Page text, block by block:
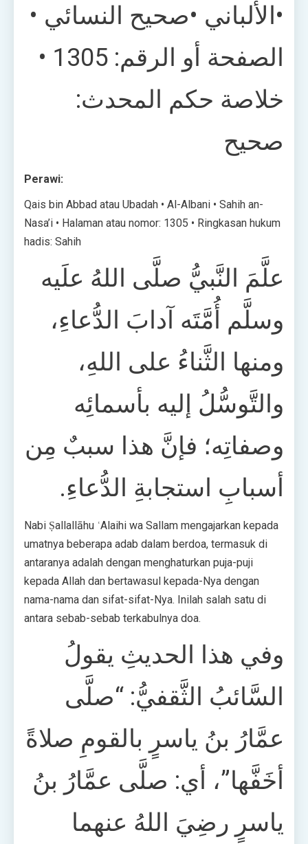
•الألباني •صحيح النسائي •
الصفحة أو الرقم: 1305 •
خلاصة حكم المحدث:
صحيح
Perawi:
Qais bin Abbad atau Ubadah • Al-Albani • Sahih an-
Nasa’i • Halaman atau nomor: 1305 • Ringkasan hukum
hadis: Sahih
علَّمَ النَّبيُّ صلَّى اللهُ علَيه
وسلَّم أُمَّتَه آدابَ الدُّعاءِ،
ومنها الثَّناءُ على اللهِ،
والتَّوسُّلُ إليه بأسمائِه
وصفاتِه؛ فإنَّ هذا سببٌ مِن
أسبابِ استجابةِ الدُّعاءِ.
Nabi Ṣallallāhu ʿAlaihi wa Sallam mengajarkan kepada
umatnya beberapa adab dalam berdoa, termasuk di
antaranya adalah dengan menghaturkan puja-puji
kepada Allah dan bertawasul kepada-Nya dengan
nama-nama dan sifat-sifat-Nya. Inilah salah satu di
antara sebab-sebab terkabulnya doa.
وفي هذا الحديثِ يقولُ
السَّائبُ الثَّقفيُّ: “صلَّى
عمَّارُ بنُ ياسرٍ بالقومِ صلاةً
أخَفَّها”، أي: صلَّى عمَّارُ بنُ
ياسرٍ رضِيَ اللهُ عنهما